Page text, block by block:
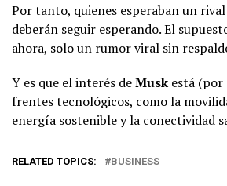
Por tanto, quienes esperaban un
deberán seguir esperando. El
ahora, solo un rumor viral sin
Y es que el interés deMusk está (por
frentes tecnológicos, como la
energía sostenible y la conectividad
RELATED TOPICS: BUSINESS